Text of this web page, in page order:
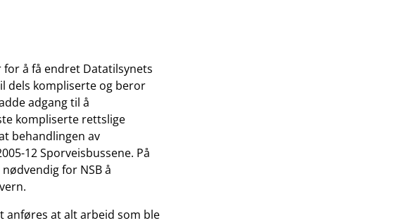
å få endret Datatilsynets
dels kompliserte og beror
adgang til å
kompliserte rettslige
behandlingen av
12 Sporveisbussene. På
for NSB å
anføres at alt arbeid som ble